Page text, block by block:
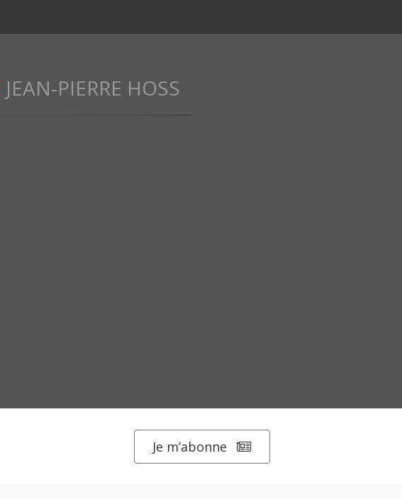
JEAN-PIERRE HOSS
Je m’abonne